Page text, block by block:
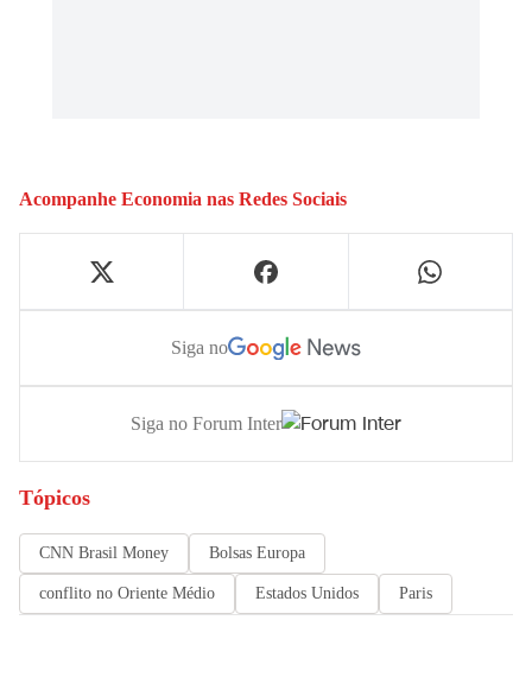
Acompanhe Economia nas Redes Sociais
Siga no
Siga no Forum Inter
Tópicos
CNN Brasil Money Bolsas Europa
conflito no Oriente Médio Estados Unidos Paris